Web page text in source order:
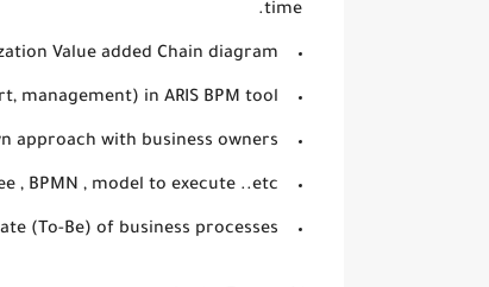
time.
Value added Chain diagram.
management) in ARIS BPM tool.
approach with business owners.
, BPMN , model to execute ..etc
(To-Be) of business processes.